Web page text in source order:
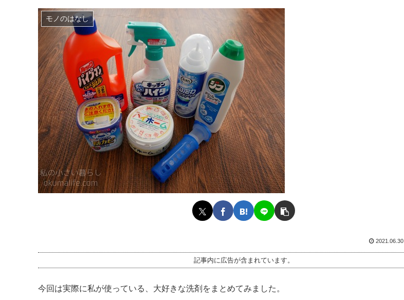
モノのはなし
2021.06.30
記事内に広告が含まれています。
今回は実際に私が使っている、大好きな洗剤をまとめてみました。